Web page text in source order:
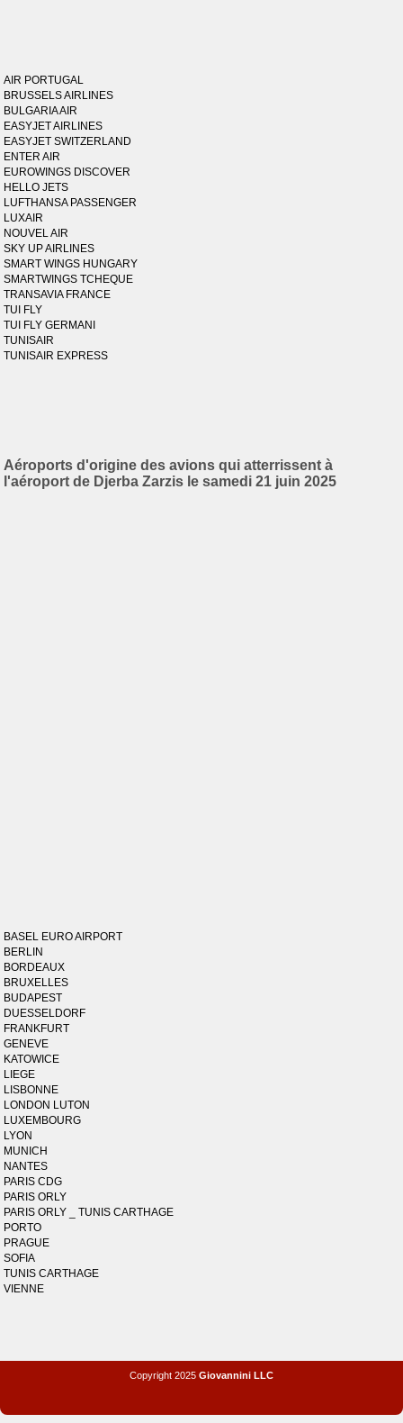
AIR PORTUGAL
BRUSSELS AIRLINES
BULGARIA AIR
EASYJET AIRLINES
EASYJET SWITZERLAND
ENTER AIR
EUROWINGS DISCOVER
HELLO JETS
LUFTHANSA PASSENGER
LUXAIR
NOUVEL AIR
SKY UP AIRLINES
SMART WINGS HUNGARY
SMARTWINGS TCHEQUE
TRANSAVIA FRANCE
TUI FLY
TUI FLY GERMANI
TUNISAIR
TUNISAIR EXPRESS
Aéroports d'origine des avions qui atterrissent à
l'aéroport de Djerba Zarzis le samedi 21 juin 2025
BASEL EURO AIRPORT
BERLIN
BORDEAUX
BRUXELLES
BUDAPEST
DUESSELDORF
FRANKFURT
GENEVE
KATOWICE
LIEGE
LISBONNE
LONDON LUTON
LUXEMBOURG
LYON
MUNICH
NANTES
PARIS CDG
PARIS ORLY
PARIS ORLY _ TUNIS CARTHAGE
PORTO
PRAGUE
SOFIA
TUNIS CARTHAGE
VIENNE
Copyright 2025 Giovannini LLC